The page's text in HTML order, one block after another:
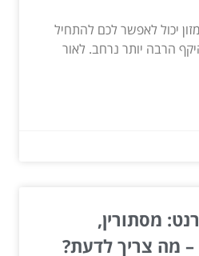
יכול לאפשר לכם להתחיל
הרבה יותר נרחב. לאור
מסתורין,
– מה צריך לדעת?